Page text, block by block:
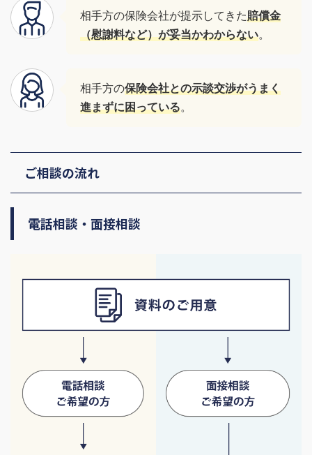
相手方の保険会社が提示してきた賠償金
（慰謝料など）が妥当かわからない。
相手方の保険会社との示談交渉がうまく
進まずに困っている。
ご相談の流れ
電話相談・面接相談